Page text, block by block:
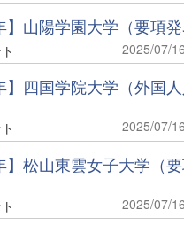
】山陽学園大学（要項発
2025/07/16
】四国学院大学（外国
2025/07/16
】松山東雲女子大学（
2025/07/16